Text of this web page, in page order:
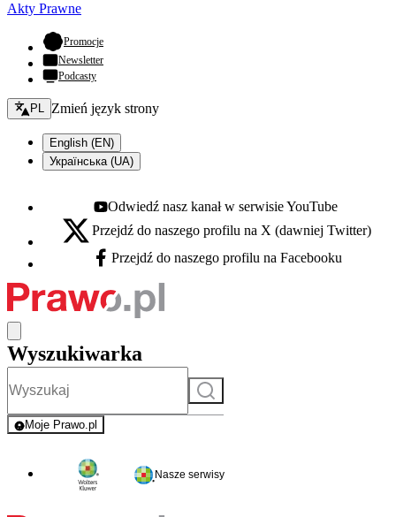
Akty Prawne
Promocje- otwiera się w nowej karcie
Newsletter
Podcasty
Zmień język - bieżący:
PL Zmień język strony
English (EN)
Українська (UA)
Youtube - otwiera się w nowej karcie
Odwiedź nasz kanał w serwisie YouTube
X - otwiera się w nowej karcie
Przejdź do naszego profilu na X (dawniej Twitter)
Facebook - otwiera się w nowej karcie
Przejdź do naszego profilu na Facebooku
Wyszukiwarka
Szukaj
Moje Prawo.pl
- rejestracja i logowanie do serwisu
Nasze serwisy